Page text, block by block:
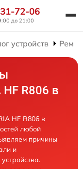
72-06
до 21:00
устройств
HF R806 в
HF R806 в
любой
причины
и